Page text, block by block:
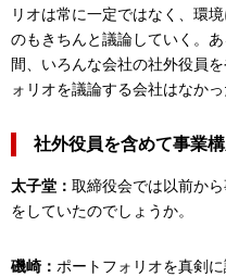
リオは常に一定ではなく、環
のもきちんと議論していく。
間、いろんな会社の社外役員
ォリオを議論する会社はなかっ
社外役員を含めて事業
太子堂： 取締役会では以前か
をしていたのでしょうか。
磯崎： ポートフォリオを真剣